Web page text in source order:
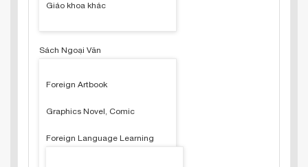
Giáo khoa khác
Sách Ngoại Văn
Foreign Artbook
Graphics Novel, Comic
Foreign Language Learning